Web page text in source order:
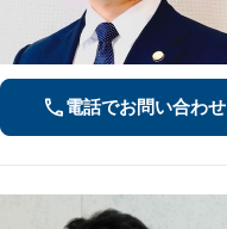
電話でお問い合わせ